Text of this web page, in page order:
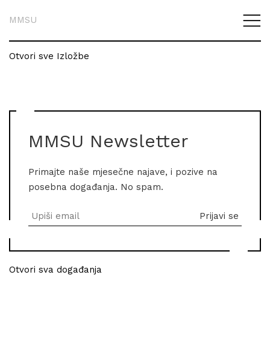
MMSU
Otvori sve Izložbe
MMSU Newsletter
Primajte naše mjesečne najave, i pozive na
posebna događanja. No spam.
Otvori sva događanja